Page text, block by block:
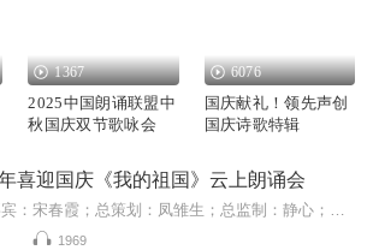
1367
2025中国朗诵联盟中
秋国庆双节歌咏会
6076
国庆献礼！领先声创
国庆诗歌特辑
喜迎国庆《我的祖国》云上朗诵会
1969